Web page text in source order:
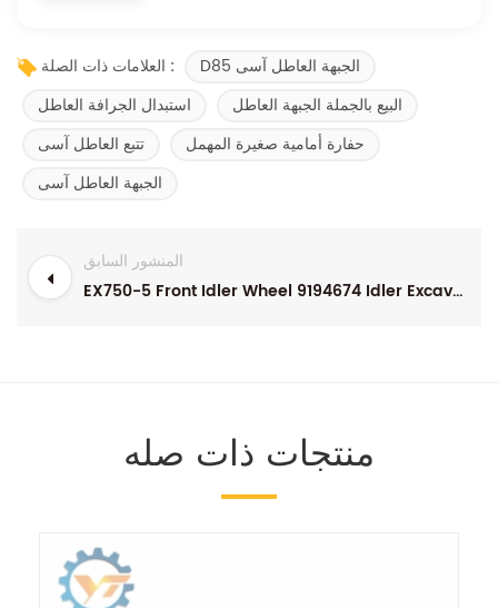
العلامات ذات الصلة :
D85 الجبهة العاطل آسى
استبدال الجرافة العاطل
البيع بالجملة الجبهة العاطل
تتبع العاطل آسى
حفارة أمامية صغيرة المهمل
الجبهة العاطل آسى
المنشور السابق
EX750-5 Front Idler Wheel 9194674 Idler Excavator Track Idler
منتجات ذات صله